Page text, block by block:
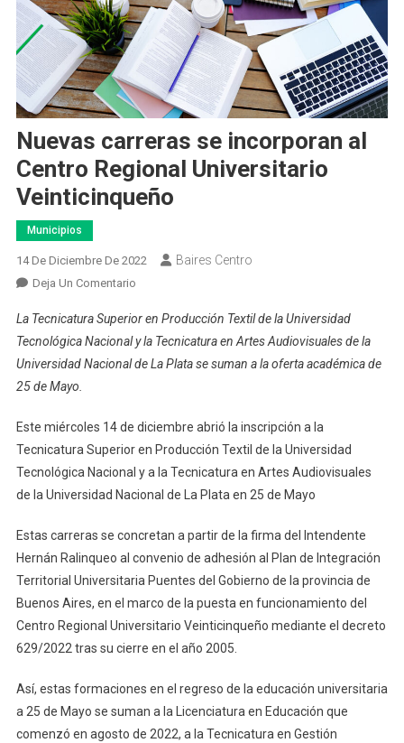
Nuevas carreras se incorporan al
Centro Regional Universitario
Veinticinqueño
Municipios
14 De Diciembre De 2022 Baires Centro
Deja Un ComentarioEn
Carreras
Se
Incorporan
Regional
Universitario
Veinticinqueño
La Tecnicatura Superior en Producción Textil de la Universidad
Tecnológica Nacional y la Tecnicatura en Artes Audiovisuales de la
Universidad Nacional de La Plata se suman a la oferta académica de
25 de Mayo.
Este miércoles 14 de diciembre abrió la inscripción a la
Tecnicatura Superior en Producción Textil de la Universidad
Tecnológica Nacional y a la Tecnicatura en Artes Audiovisuales
de la Universidad Nacional de La Plata en 25 de Mayo
Estas carreras se concretan a partir de la firma del Intendente
Hernán Ralinqueo al convenio de adhesión al Plan de Integración
Territorial Universitaria Puentes del Gobierno de la provincia de
Buenos Aires, en el marco de la puesta en funcionamiento del
Centro Regional Universitario Veinticinqueño mediante el decreto
629/2022 tras su cierre en el año 2005.
Así, estas formaciones en el regreso de la educación universitaria
a 25 de Mayo se suman a la Licenciatura en Educación que
comenzó en agosto de 2022, a la Tecnicatura en Gestión